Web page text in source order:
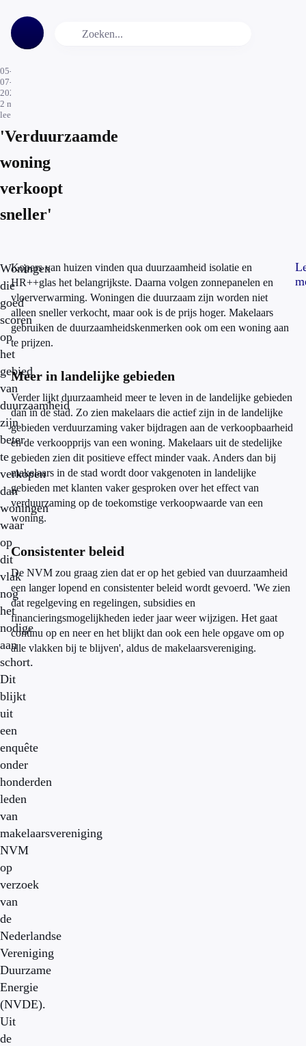
05-
07-
2021
2 min.
leestijd
'Verduurzaamde
woning
verkoopt
sneller'
Woningen
die
goed
scoren
op
het
gebied
van
duurzaamheid
zijn
beter
te
verkopen
dan
woningen
waar
op
dit
vlak
nog
het
nodige
aan
schort.
Dit
blijkt
uit
een
enquête
onder
honderden
leden
van
makelaarsvereniging
NVM
op
verzoek
van
de
Nederlandse
Vereniging
Duurzame
Energie
(NVDE).
Uit
de
Kopers van huizen vinden qua duurzaamheid isolatie en
HR++glas het belangrijkste. Daarna volgen zonnepanelen en
vloerverwarming. Woningen die duurzaam zijn worden niet
alleen sneller verkocht, maar ook is de prijs hoger. Makelaars
gebruiken de duurzaamheidskenmerken ook om een woning aan
te prijzen.
Meer in landelijke gebieden
Verder lijkt duurzaamheid meer te leven in de landelijke gebieden
dan in de stad. Zo zien makelaars die actief zijn in de landelijke
gebieden verduurzaming vaker bijdragen aan de verkoopbaarheid
en de verkoopprijs van een woning. Makelaars uit de stedelijke
gebieden zien dit positieve effect minder vaak. Anders dan bij
makelaars in de stad wordt door vakgenoten in landelijke
gebieden met klanten vaker gesproken over het effect van
verduurzaming op de toekomstige verkoopwaarde van een
woning.
Consistenter beleid
De NVM zou graag zien dat er op het gebied van duurzaamheid
een langer lopend en consistenter beleid wordt gevoerd. 'We zien
dat regelgeving en regelingen, subsidies en
financieringsmogelijkheden ieder jaar weer wijzigen. Het gaat
continu op en neer en het blijkt dan ook een hele opgave om op
alle vlakken bij te blijven', aldus de makelaarsvereniging.